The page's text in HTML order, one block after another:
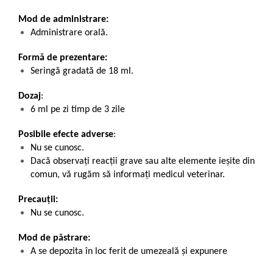
Mod de administrare:
Administrare orală.
Formă de prezentare:
Seringă gradată de 18 ml.
Dozaj:
6 ml pe zi timp de 3 zile
Posibile efecte adverse:
Nu se cunosc.
Dacă observaţi reacţii grave sau alte elemente ieșite din
comun, vă rugăm să informați medicul veterinar.
Precauții:
Nu se cunosc.
Mod de păstrare:
A se depozita în loc ferit de umezeală și expunere